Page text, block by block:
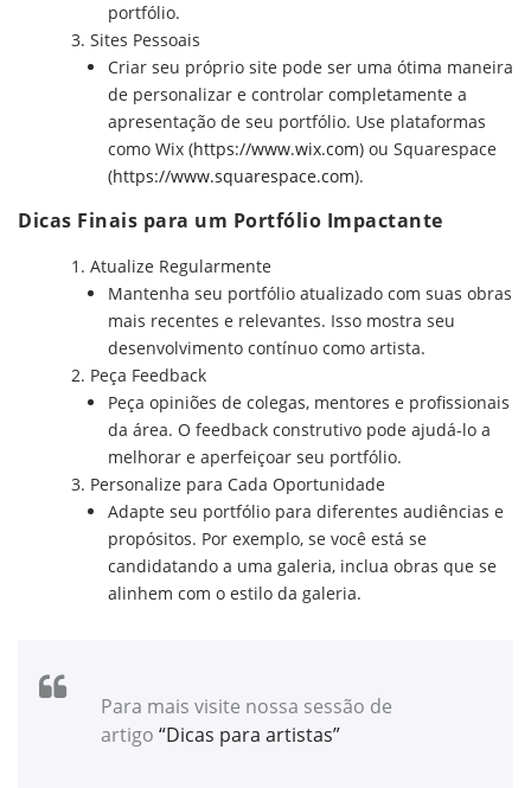
portfólio.
Sites Pessoais
Criar seu próprio site pode ser uma ótima maneira
de personalizar e controlar completamente a
apresentação de seu portfólio. Use plataformas
como Wix (https://www.wix.com) ou Squarespace
(https://www.squarespace.com).
Dicas Finais para um Portfólio Impactante
Atualize Regularmente
Mantenha seu portfólio atualizado com suas obras
mais recentes e relevantes. Isso mostra seu
desenvolvimento contínuo como artista.
Peça Feedback
Peça opiniões de colegas, mentores e profissionais
da área. O feedback construtivo pode ajudá-lo a
melhorar e aperfeiçoar seu portfólio.
Personalize para Cada Oportunidade
Adapte seu portfólio para diferentes audiências e
propósitos. Por exemplo, se você está se
candidatando a uma galeria, inclua obras que se
alinhem com o estilo da galeria.
Para mais visite nossa sessão de
artigo “Dicas para artistas”